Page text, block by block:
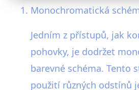
Monochromatická
Jedním z přístupů, jak
pohovky, je dodržet
barevné schéma. Tento
použití různých odstínů